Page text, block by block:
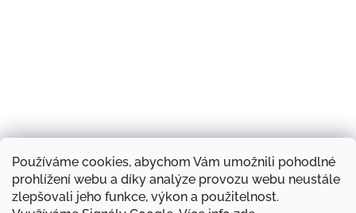
Používáme cookies, abychom Vám umožnili pohodlné
prohlížení webu a díky analýze provozu webu neustále
zlepšovali jeho funkce, výkon a použitelnost.
Sledovat na Instagramu